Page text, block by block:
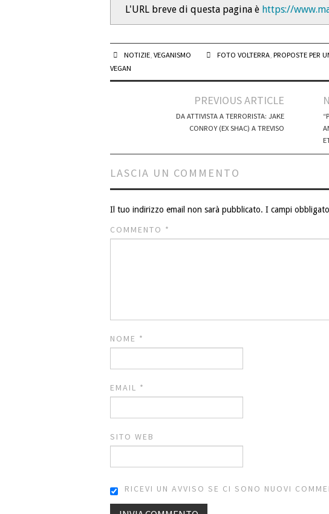
L'URL breve di questa pagina è https://
NOTIZIE,VEGANISMO FOTO VOLTERRA,PROPOSTE PER
VEGAN
navigation
PREVIOUS ARTICLE
DA ATTIVISTA A TERRORISTA: JAKE
CONROY (EX SHAC) A TREVISO
LASCIA UN COMMENTO
Il tuo indirizzo email non sarà pubblicato. I campi
COMMENTO *
NOME *
EMAIL *
SITO WEB
RICEVI UN AVVISO SE CI SONO NUOVI